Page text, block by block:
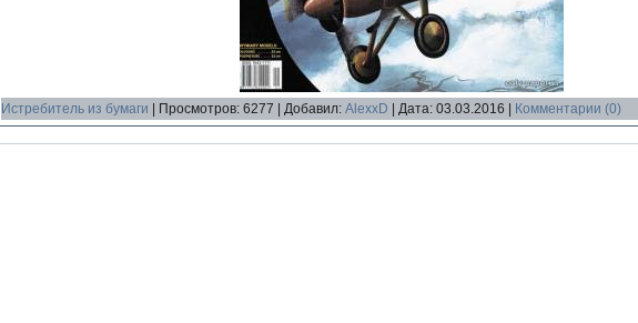
Истребитель из бумаги Просмотров: 6277 Добавил: AlexxD Дата: 03.03.2016 Комментарии (0)